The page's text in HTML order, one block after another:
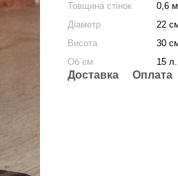
Товщина стінок
0,6
Діаметр
22
Висота
30
Об`єм
15 л.
Доставка Оплата